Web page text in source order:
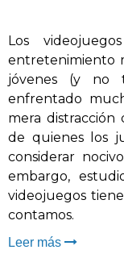
Los
entretenimiento
jóvenes (y no
enfrentado
mera
de quienes los
considerar
embargo,
videojuegos
contamos.
Leer más